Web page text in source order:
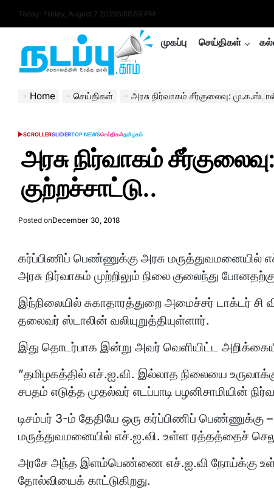
Today: Friday, August 7 20265:59:00 PM
nadappu.com
முகப்பு செய்திகள்
Home செய்திகள் அரசு நிர்வாகம் சீர்குலைவு:
POSTED
SCROLLERSLIDERTOP NEWSசெய்திகள்தமிழகம்
அரசு நிர்வாகம்
குற்றச்சாட்டு..
Posted onDecember 30, 2018
கர்ப்பிணிப் பெண்ணுக்கு அரசு மருத்துவமனையில்
அரசு நிர்வாகம் முற்றிலும் நிலை குலைந்து
இந்நிலையில் சுகாதாரத்துறை அமைச்சர் டாக்டர்
தலைவர் ஸ்டாலின் வலியுறுத்தியுள்ளார்.
இது தொடர்பாக இன்று அவர் வெளியிட்ட
”தமிழகத்தில் எச்.ஐ.வி. இல்லாத நிலையை
சபதம் எடுத்த முதல்வர் எடப்பாடி பழனிசாமியின்
டிசம்பர் 3-ம் தேதியே ஒரு கர்ப்பிணிப் பெண்ணுக்கு –
மருத்துவமனையில் எச்.ஐ.வி. உள்ள ரத்தத்தைச்
அரசே அந்த இளம்பெண்ணை எச்.ஐ.வி நோய்க்கு
தோல்வியைக் காட்டுகிறது.